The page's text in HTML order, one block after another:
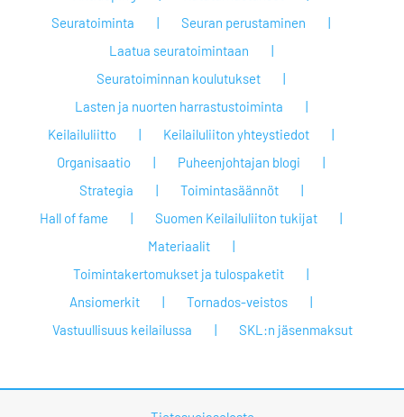
Seuratoiminta
Seuran perustaminen
Laatua seuratoimintaan
Seuratoiminnan koulutukset
Lasten ja nuorten harrastustoiminta
Keilailuliitto
Keilailuliiton yhteystiedot
Organisaatio
Puheenjohtajan blogi
Strategia
Toimintasäännöt
Hall of fame
Suomen Keilailuliiton tukijat
Materiaalit
Toimintakertomukset ja tulospaketit
Ansiomerkit
Tornados-veistos
Vastuullisuus keilailussa
SKL:n jäsenmaksut